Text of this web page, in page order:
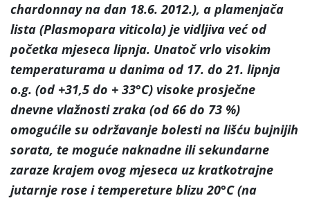
chardonnay na dan 18.6. 2012.), a plamenjača
lista (Plasmopara viticola) je vidljiva već od
početka mjeseca lipnja. Unatoč vrlo visokim
temperaturama u danima od 17. do 21. lipnja
o.g. (od +31,5 do + 33°C) visoke prosječne
dnevne vlažnosti zraka (od 66 do 73 %)
omogućile su održavanje bolesti na lišću bujnijih
sorata, te moguće naknadne ili sekundarne
zaraze krajem ovog mjeseca uz kratkotrajne
jutarnje rose i tempereture blizu 20°C (na